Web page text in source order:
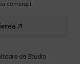
comenzii.
de Studio